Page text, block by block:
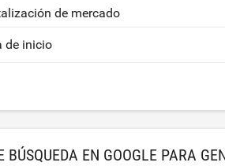
de mercado
de inicio
BÚSQUEDA EN GOOGLE PARA